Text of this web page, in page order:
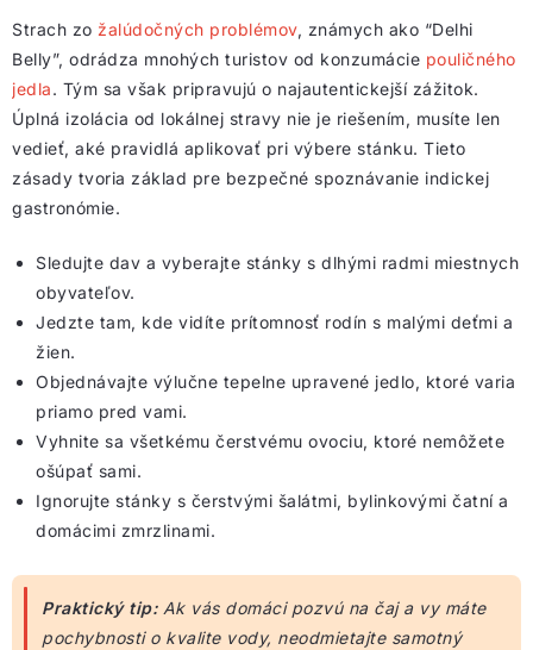
Strach zo žalúdočných problémov, známych ako “Delhi
Belly”, odrádza mnohých turistov od konzumácie pouličného
jedla. Tým sa však pripravujú o najautentickejší zážitok.
Úplná izolácia od lokálnej stravy nie je riešením, musíte len
vedieť, aké pravidlá aplikovať pri výbere stánku. Tieto
zásady tvoria základ pre bezpečné spoznávanie indickej
gastronómie.
Sledujte dav a vyberajte stánky s dlhými radmi miestnych
obyvateľov.
Jedzte tam, kde vidíte prítomnosť rodín s malými deťmi a
žien.
Objednávajte výlučne tepelne upravené jedlo, ktoré varia
priamo pred vami.
Vyhnite sa všetkému čerstvému ovociu, ktoré nemôžete
ošúpať sami.
Ignorujte stánky s čerstvými šalátmi, bylinkovými čatní a
domácimi zmrzlinami.
Praktický tip:Ak vás domáci pozvú na čaj a vy máte
pochybnosti o kvalite vody, neodmietajte samotný